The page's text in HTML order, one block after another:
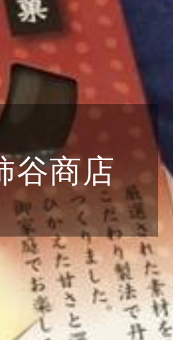
谷商店